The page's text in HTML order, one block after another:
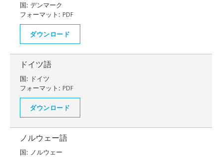
国: デンマーク
フォーマット: PDF
ダウンロード
ドイツ語
国: ドイツ
フォーマット: PDF
ダウンロード
ノルウェー語
国: ノルウェー